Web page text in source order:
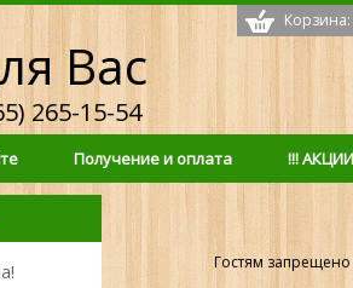
Корзина:
Вас
265-15-54
Получение и оплата !!!
Гостям запрещено